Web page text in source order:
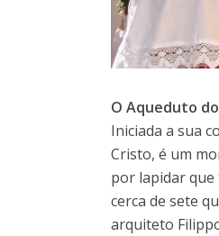
O Aqueduto
Iniciada a sua
Cristo, é um
por lapidar que
cerca de sete
arquiteto